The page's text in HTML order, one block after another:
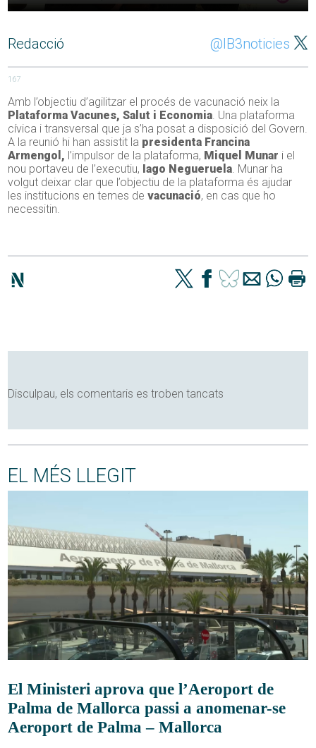
Redacció @IB3noticies
167
Amb l’objectiu d’agilitzar el procés de vacunació neix la
Plataforma Vacunes, Salut i Economia. Una plataforma
cívica i transversal que ja s’ha posat a disposició del Govern.
A la reunió hi han assistit la presidenta Francina
Armengol, l’impulsor de la plataforma, Miquel Munar i el
nou portaveu de l’executiu, Iago Negueruela. Munar ha
volgut deixar clar que l’objectiu de la plataforma és ajudar
les institucions en temes devacunació, en cas que ho
necessitin.
Disculpau, els comentaris es troben tancats
EL MÉS LLEGIT
El Ministeri aprova que l’Aeroport de
Palma de Mallorca passi a anomenar-se
Aeroport de Palma – Mallorca